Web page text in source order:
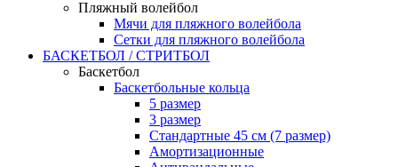
Пляжный волейбол
Мячи для пляжного волейбола
Сетки для пляжного волейбола
БАСКЕТБОЛ / СТРИТБОЛ
Баскетбол
Баскетбольные кольца
5 размер
3 размер
Стандартные 45 см (7 размер)
Амортизационные